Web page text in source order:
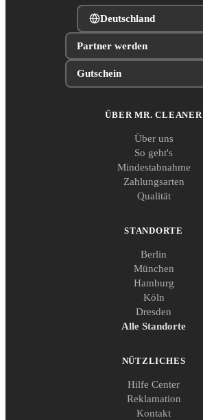
Deutschland
Partner werden
Gutschein
ÜBER MR. CLEANER
Über uns
So geht's
Mindestabnahme
Zahlungsarten
Qualität
STANDORTE
Berlin
München
Hamburg
Köln
Dresden
Alle Standorte
NÜTZLICHES
Hilfe Center
Reklamation
Kontakt